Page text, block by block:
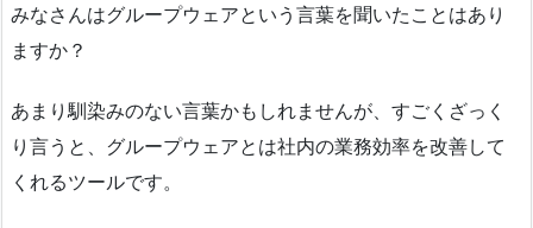
みなさんはグループウェアという言葉を聞いたことはあり
ますか？
あまり馴染みのない言葉かもしれませんが、すごくざっく
り言うと、グループウェアとは社内の業務効率を改善して
くれるツールです。